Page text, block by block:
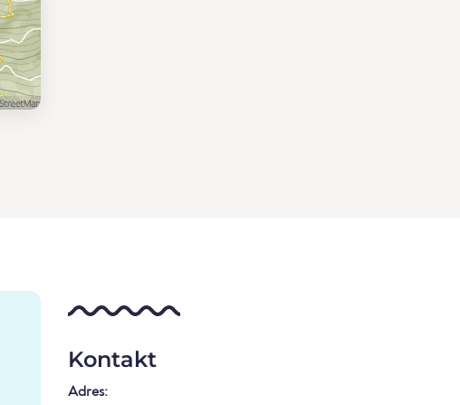
Kontakt
Adres: